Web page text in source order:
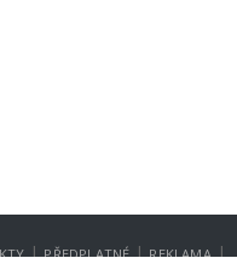
| PŘEDPLATNÉ | REKLAMA |